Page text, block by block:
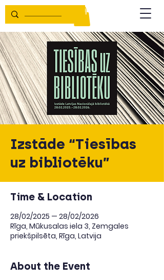
Izstāde “Tiesības
uz bibliotēku”
Time & Location
28/02/2025 — 28/02/2026
Rīga, Mūkusalas iela 3, Zemgales
priekšpilsēta, Rīga, Latvija
About the Event